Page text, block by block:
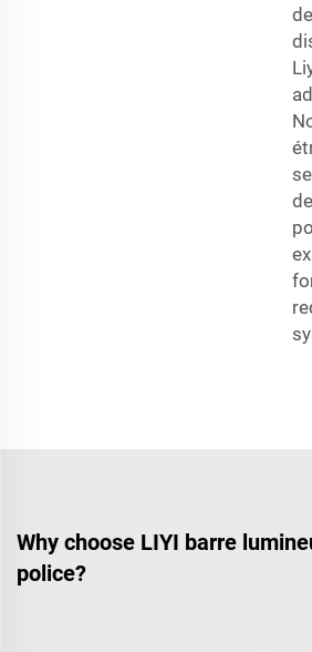
Why choose LIYI barre
police?